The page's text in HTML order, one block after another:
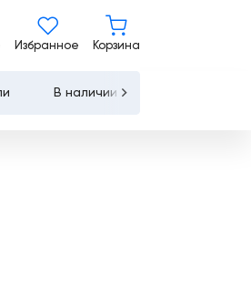
Сравнение
Избранное Корзина
В наличии
запросу
КП Купить